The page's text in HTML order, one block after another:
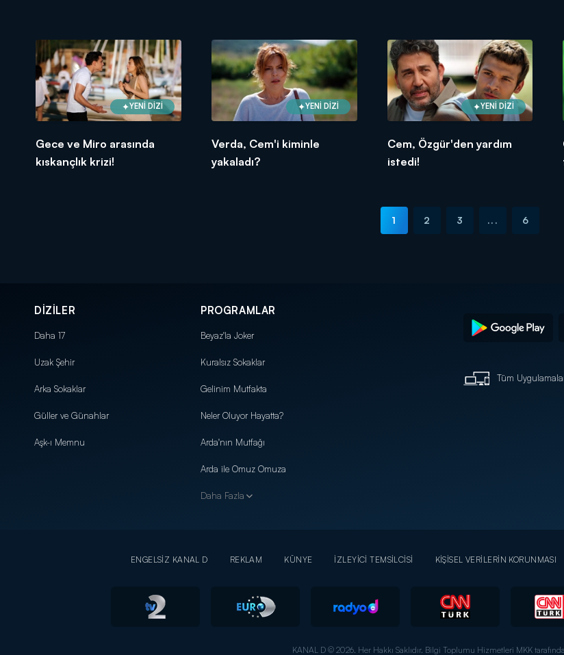
YENİ DİZİ
Gece ve Miro arasında
kıskançlık krizi!
YENİ DİZİ
Verda, Cem'i kiminle
yakaladı?
YENİ DİZİ
Cem, Özgür'den yardım
istedi!
1 2 3 ... 6
DİZİLER
Daha 17
Uzak Şehir
Arka Sokaklar
Güller ve Günahlar
Aşk-ı Memnu
PROGRAMLAR
Beyaz'la Joker
Kuralsız Sokaklar
Gelinim Mutfakta
Neler Oluyor Hayatta?
Arda'nın Mutfağı
Arda ile Omuz Omuza
Daha Fazla
Tüm
ENGELSİZ KANAL D REKLAM KÜNYE İZLEYİCİ TEMSİLCİSİ KİŞİSEL VERİLERİN KORUNMASI
KANAL D © 2026. Her Hakkı Saklıdır. Bilgi Toplumu Hizmetleri MKK